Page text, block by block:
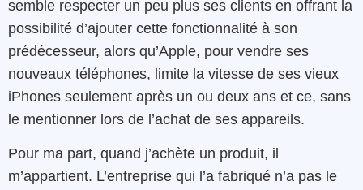
semble respecter un peu plus ses clients en offrant la
possibilité d’ajouter cette fonctionnalité à son
prédécesseur, alors qu’Apple, pour vendre ses
nouveaux téléphones, limite la vitesse de ses vieux
iPhones seulement après un ou deux ans et ce, sans
le mentionner lors de l’achat de ses appareils.
Pour ma part, quand j’achète un produit, il
m’appartient. L’entreprise qui l’a fabriqué n’a pas le